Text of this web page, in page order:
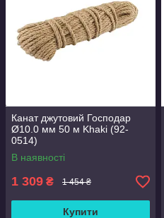
Канат джутовий Господар
Ø10.0 мм 50 м Khaki (92-
0514)
В наявності
1 309 ₴ 1 454 ₴
Купити